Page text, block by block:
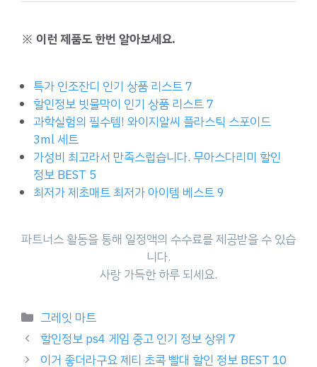
※ 이런 제품도 한번 알아보세요.
특가 인조잔디 인기 상품 리스트 7
할인정보 빗물막이 인기 상품 리스트 7
과학실험의 필수템! 와이지알씨 플라스틱 스포이드
3ml 세트
가성비 최고라서 만족스럽습니다. 무아스다리미 할인
정보 BEST 5
최저가 제초매트 최저가 아이템 베스트 9
파트너스 활동을 통해 일정액의 수수료를 제공받을 수 있습
니다.
사랑 가득한 하루 되세요.
Categories
그레잇 마트
할인정보 ps4 게임 중고 인기 정보 상위 7
이거 좋더라구요 제티 초콕 빨대 할인 정보 BEST 10